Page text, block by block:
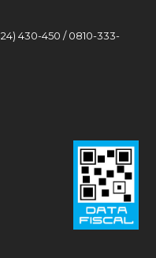
430-450 / 0810-333-